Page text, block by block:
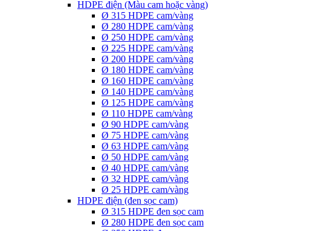
HDPE điện (Màu cam hoặc vàng)
Ø 315 HDPE cam/vàng
Ø 280 HDPE cam/vàng
Ø 250 HDPE cam/vàng
Ø 225 HDPE cam/vàng
Ø 200 HDPE cam/vàng
Ø 180 HDPE cam/vàng
Ø 160 HDPE cam/vàng
Ø 140 HDPE cam/vàng
Ø 125 HDPE cam/vàng
Ø 110 HDPE cam/vàng
Ø 90 HDPE cam/vàng
Ø 75 HDPE cam/vàng
Ø 63 HDPE cam/vàng
Ø 50 HDPE cam/vàng
Ø 40 HDPE cam/vàng
Ø 32 HDPE cam/vàng
Ø 25 HDPE cam/vàng
HDPE điện (đen sọc cam)
Ø 315 HDPE đen sọc cam
Ø 280 HDPE đen sọc cam